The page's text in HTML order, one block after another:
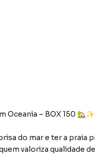
Oceania – BOX 150 🏡✨
do mar e ter a praia
valoriza qualidade